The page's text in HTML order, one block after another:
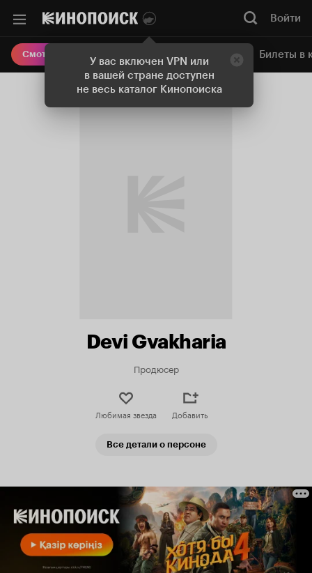
У вас включен VPN или
в вашей стране доступен
не весь каталог Кинопоиска
Войти
Смотреть кино Онлайн-кинотеатр Билеты в
Devi Gvakharia
Продюсер
Любимая звезда Добавить
Все детали о персоне